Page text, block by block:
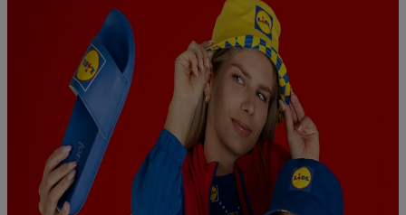
numeru referencyjnego konta klienta, takiego jak numer
telefonu komórkowego. Identyfikator ten zostanie
wykorzystany do rozpoznania użytkownika i zebrania
informacji o sposobie korzystania przez niego z usług Lidl. W
szczególności technologia ta może być również
wykorzystywana do rozpoznawania użytkownika w usługach
obsługiwanych przez podmioty trzecie, abyśmy mogli
wyświetlać mu tam spersonalizowane reklamy. Zgodę na
korzystanie z technologii Utiq można wycofać w dowolnym
momencie za pośrednictwem portalu ochrony
danych Utiq